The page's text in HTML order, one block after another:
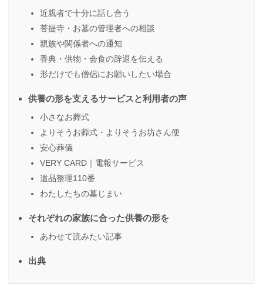
近親者で十分に話し合う
菩提寺・お墓の管理者への相談
親族や関係者への通知
香典・供物・会食の辞退を伝える
形だけでも僧侶にお願いしたい場合
供養の形を支えるサービスと利用者の声
小さなお葬式
よりそうお葬式・よりそうお坊さん便
安心葬儀
VERY CARD｜電報サービス
遺品整理110番
わたしたちの墓じまい
それぞれの家族に合った供養の形を
あわせて読みたい記事
出典